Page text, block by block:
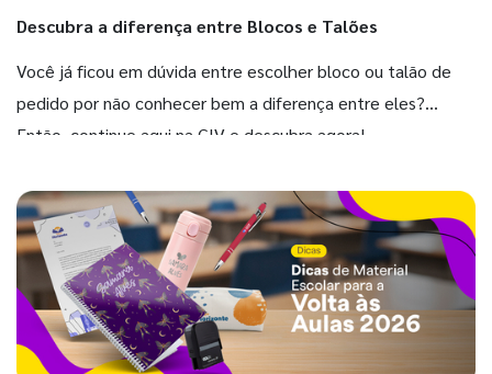
Descubra a diferença entre Blocos e Talões
Você já ficou em dúvida entre escolher bloco ou talão de
pedido por não conhecer bem a diferença entre eles?
Então, continue aqui na GIV e descubra agora!